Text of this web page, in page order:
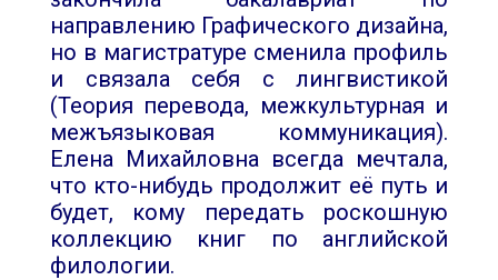
направлению Графического дизайна,
но в магистратуре сменила профиль
и связала себя с лингвистикой
(Теория перевода, межкультурная и
межъязыковая коммуникация).
Елена Михайловна всегда мечтала,
что кто-нибудь продолжит её путь и
будет, кому передать роскошную
коллекцию книг по английской
филологии.